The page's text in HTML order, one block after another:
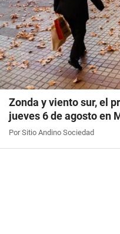
Zonda y viento sur, el
jueves 6 de agosto en
Por Sitio Andino Sociedad